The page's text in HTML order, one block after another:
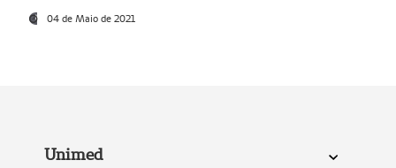
04 de Maio de 2021
Unimed